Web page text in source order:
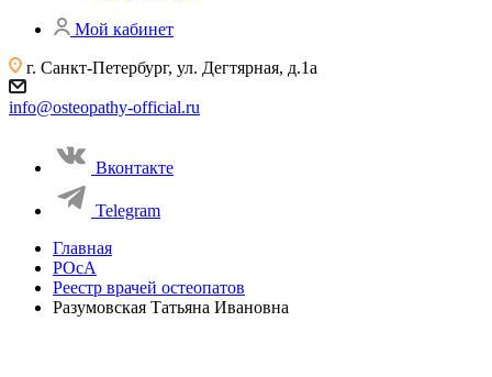
Мой кабинет
г. Санкт-Петербург, ул. Дегтярная, д.1а
info@osteopathy-official.ru
Вконтакте
Telegram
Главная
РОсА
Реестр врачей остеопатов
Разумовская Татьяна Ивановна